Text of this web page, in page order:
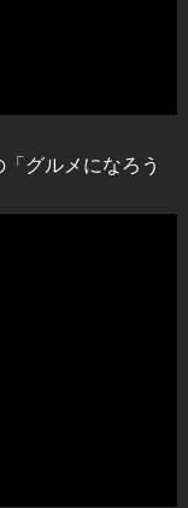
グルメになろう